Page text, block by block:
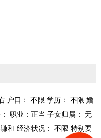
户口： 不限 学历： 不限 婚
职业：正当 子女归属： 无
和 经济状况： 不限 特别要